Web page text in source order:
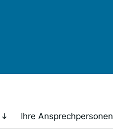
Ihre Ansprechpersonen